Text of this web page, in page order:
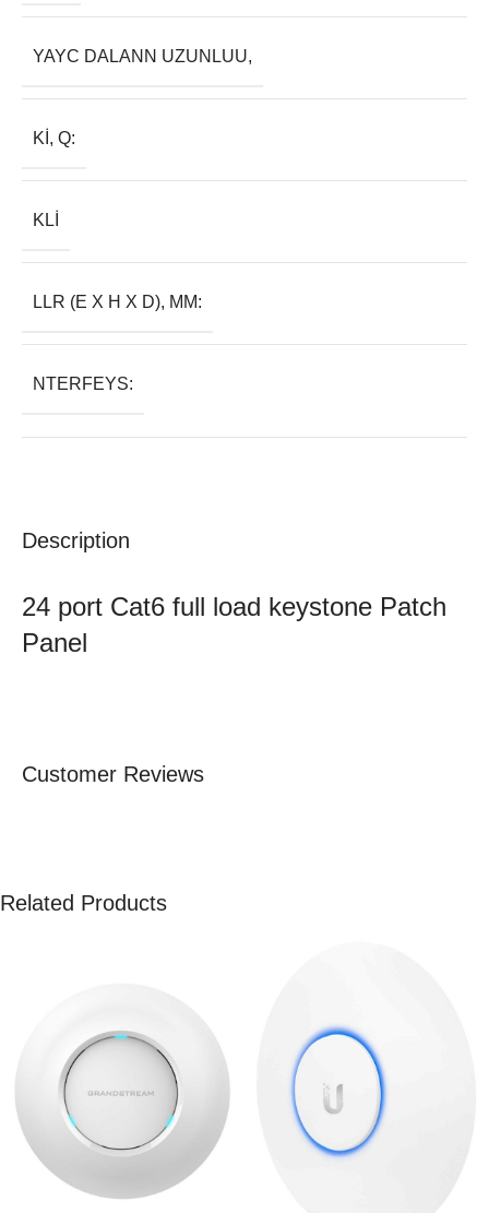
Description
24 port Cat6 full load keystone Patch
Panel
YAYC DALANN UZUNLUU,
KI, Q:
KLI
LLR (E X H X D), MM:
NTERFEYS:
Customer Reviews
Related Products